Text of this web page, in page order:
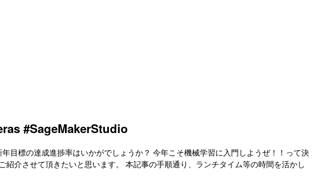
#SageMakerStudio
目標の達成進捗率はいかがでしょうか？ 今年こそ機械学習に入門しようぜ！！って決
介させて頂きたいと思います。 本記事の手順通り、ランチタイム等の時間を活かし